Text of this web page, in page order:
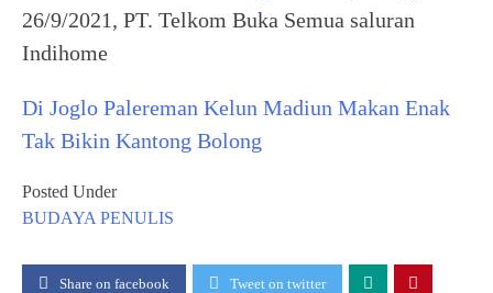
26/9/2021, PT. Telkom Buka Semua saluran
Indihome
Di Joglo Palereman Kelun Madiun Makan Enak
Tak Bikin Kantong Bolong
Posted Under
BUDAYA PENULIS
Share on facebook Tweet on twitter